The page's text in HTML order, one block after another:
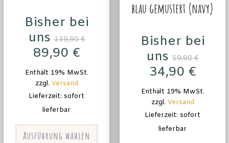
Bisher bei
uns 139,90€
89,90 €
Enthält 19% MwSt.
zzgl. Versand
Lieferzeit: sofort
lieferbar
Ausführung wählen
blau gemustert (navy)
Bisher bei
uns 59,90€
34,90 €
Enthält 19% MwSt.
zzgl. Versand
Lieferzeit: sofort
lieferbar